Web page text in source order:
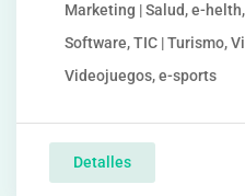
Marketing | Salud, e-
Software, TIC | Turismo,
Videojuegos, e-sports
Detalles